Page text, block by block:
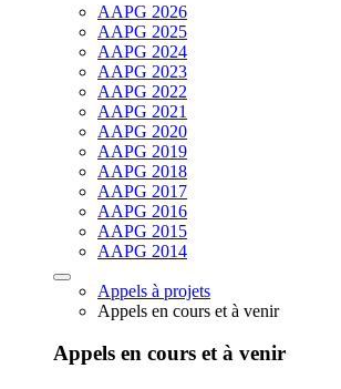
AAPG 2026
AAPG 2025
AAPG 2024
AAPG 2023
AAPG 2022
AAPG 2021
AAPG 2020
AAPG 2019
AAPG 2018
AAPG 2017
AAPG 2016
AAPG 2015
AAPG 2014
Appels à projets
Appels en cours et à venir
Appels en cours et à venir